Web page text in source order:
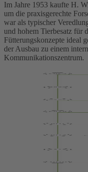
Im Jahre 1953 kaufte H.
um die praxisgerechte
war als typischer
und hohem Tierbesatz für
Fütterungskonzepte ideal
der Ausbau zu einem
Kommunikationszentrum.